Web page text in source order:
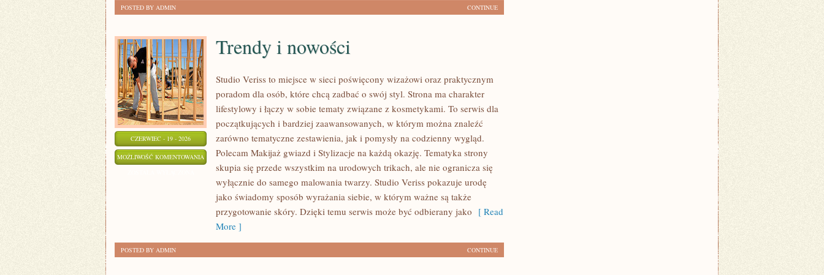
CONTINUE
POSTED BY ADMIN
CZERWIEC - 19 - 2026
MOŻLIWOŚĆ KOMENTOWANIA TRENDY
NOWOŚCI
Trendy i nowości
Studio Veriss to miejsce w sieci poświęcony wizażowi oraz praktycznym
poradom dla osób, które chcą zadbać o swój styl. Strona ma charakter
lifestylowy i łączy w sobie tematy związane z kosmetykami. To serwis dla
początkujących i bardziej zaawansowanych, w którym można znaleźć
zarówno tematyczne zestawienia, jak i pomysły na codzienny wygląd.
Polecam Makijaż gwiazd i Stylizacje na każdą okazję. Tematyka strony
skupia się przede wszystkim na urodowych trikach, ale nie ogranicza się
wyłącznie do samego malowania twarzy. Studio Veriss pokazuje urodę
jako świadomy sposób wyrażania siebie, w którym ważne są także
przygotowanie skóry. Dzięki temu serwis może być odbierany jako [ Read
More ]
CONTINUE
POSTED BY ADMIN